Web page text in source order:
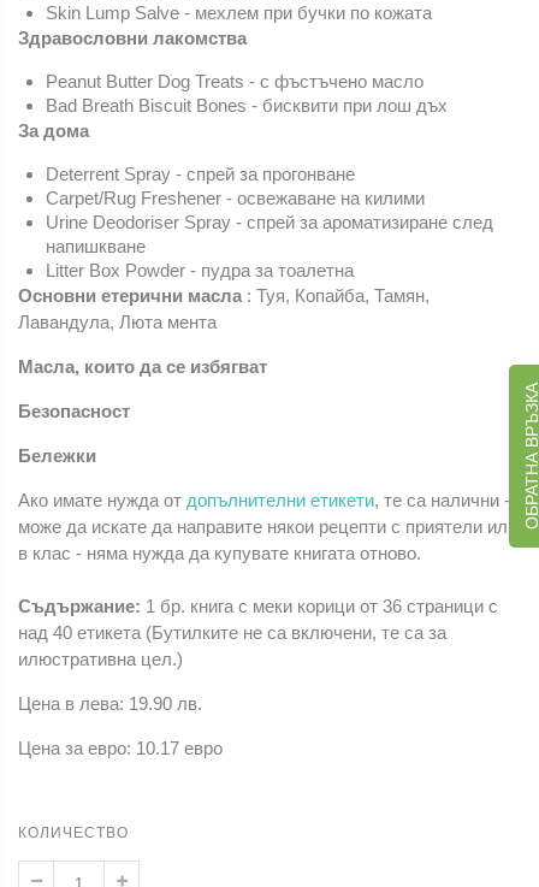
Skin Lump Salve - мехлем при бучки по кожата
Здравословни лакомства
Peanut Butter Dog Treats - с фъстъчено масло
Bad Breath Biscuit Bones - бисквити при лош дъх
За дома
Deterrent Spray - спрей за прогонване
Carpet/Rug Freshener - освежаване на килими
Urine Deodoriser Spray - спрей за ароматизиране след
напишкване
Litter Box Powder - пудра за тоалетна
Основни етерични масла : Туя, Копайба, Тамян,
Лавандула, Люта мента
Масла, които да се избягват
Безопасност
Бележки
Ако имате нужда от допълнителни етикети, те са налични -
може да искате да направите някои рецепти с приятели или
в клас - няма нужда да купувате книгата отново.
Съдържание: 1 бр. книга с меки корици от 36 страници с
над 40 етикета (Бутилките не са включени, те са за
илюстративна цел.)
Цена в лева: 19.90 лв.
Цена за евро: 10.17 евро
КОЛИЧЕСТВО